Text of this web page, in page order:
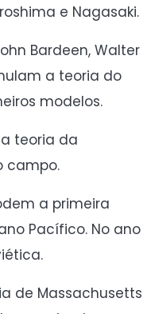
e Nagasaki.
Bardeen, Walter
a teoria do
modelos.
a teoria da
campo.
a primeira
Pacífico. No ano
de Massachusetts